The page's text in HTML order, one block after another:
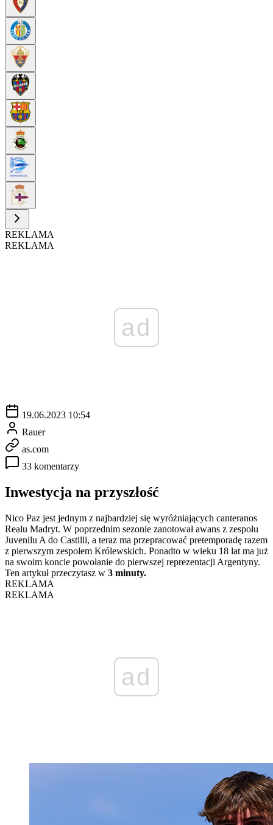
REKLAMA
REKLAMA
ad
19.06.2023 10:54
Rauer
as.com
33 komentarzy
Inwestycja na przyszłość
Nico Paz jest jednym z najbardziej się wyróżniających canteranos
Realu Madryt. W poprzednim sezonie zanotował awans z zespołu
Juvenilu A do Castilli, a teraz ma przepracować pretemporadę razem
z pierwszym zespołem Królewskich. Ponadto w wieku 18 lat ma już
na swoim koncie powołanie do pierwszej reprezentacji Argentyny.
Ten artykuł przeczytasz w 3 minuty.
REKLAMA
REKLAMA
ad